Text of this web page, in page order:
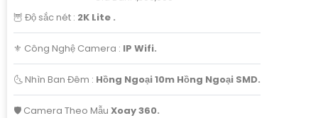
🦉 Độ sắc nét : 2K Lite .
⚜️ Công Nghệ Camera : IP Wifi.
🌜 Nhìn Ban Đêm : Hồng Ngoại 10m Hồng Ngoại SMD.
🛡 Camera Theo Mẫu Xoay 360.